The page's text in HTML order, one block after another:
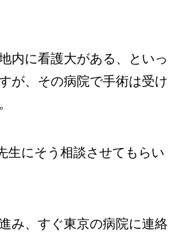
内に看護大がある、といっ
が、その病院で手術は受け
生にそう相談させてもらい
み、すぐ東京の病院に連絡